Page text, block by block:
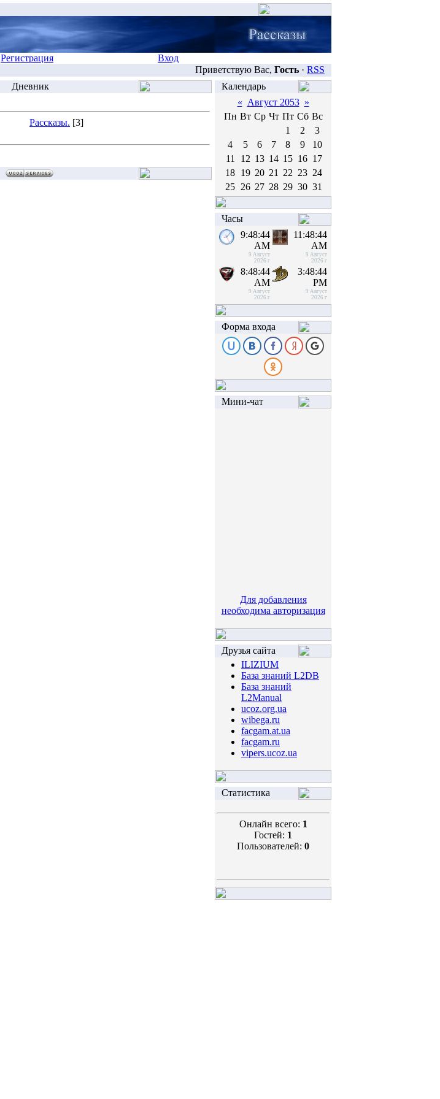
Регистрация
Вход
Приветствую Вас, Гость · RSS
Дневник
Рассказы. [3]
Календарь
« Август 2053 »
Пн Вт Ср Чт Пт Сб Вс
1
2
3
4
5 6 7 8 9
10
11
12 13 14 15 16 17
18 19 20 21 22 23 24
25 26 27 28 29 30 31
Часы
9:48:45
AM
9 Август
2026 г
11:48:45
AM
9 Август
2026 г
8:48:45
AM
9 Август
2026 г
3:48:45
PM
9 Август
2026 г
Форма входа
Мини-чат
Для добавления
необходима авторизация
Друзья сайта
ILIZIUM
База знаний L2DB
База знаний
L2Manual
ucoz.org.ua
wibega.ru
facgam.at.ua
facgam.ru
vipers.ucoz.ua
Статистика
Онлайн всего: 1
Гостей: 1
Пользователей: 0